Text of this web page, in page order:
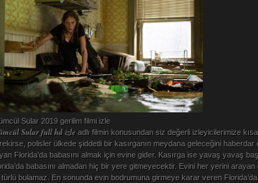
Sular 2019 gerilim filmi izle
Sular full hd izleadlı filmin konusundan siz değerli izleyicilerimize
polisler ülkede şiddetli bir kasırganın meydana geleceğini haberdar
Florida’da babasını almak için evine gider. Kasırga ise yavaş yavaş
babasını almadan hiç bir yere gitmeyecektir. Evini her yerini arayan
türlü bulamaz. En sonunda evin bodrumuna girmeye karar veren Florida’da